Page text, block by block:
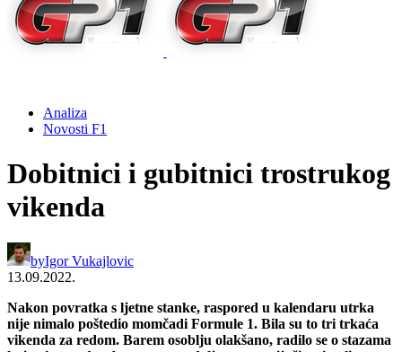
Analiza
Novosti F1
Dobitnici i gubitnici trostrukog
vikenda
byIgor Vukajlovic
13.09.2022.
Nakon povratka s ljetne stanke, raspored u kalendaru utrka
nije nimalo poštedio momčadi Formule 1. Bila su to tri trkaća
vikenda za redom. Barem osoblju olakšano, radilo se o stazama